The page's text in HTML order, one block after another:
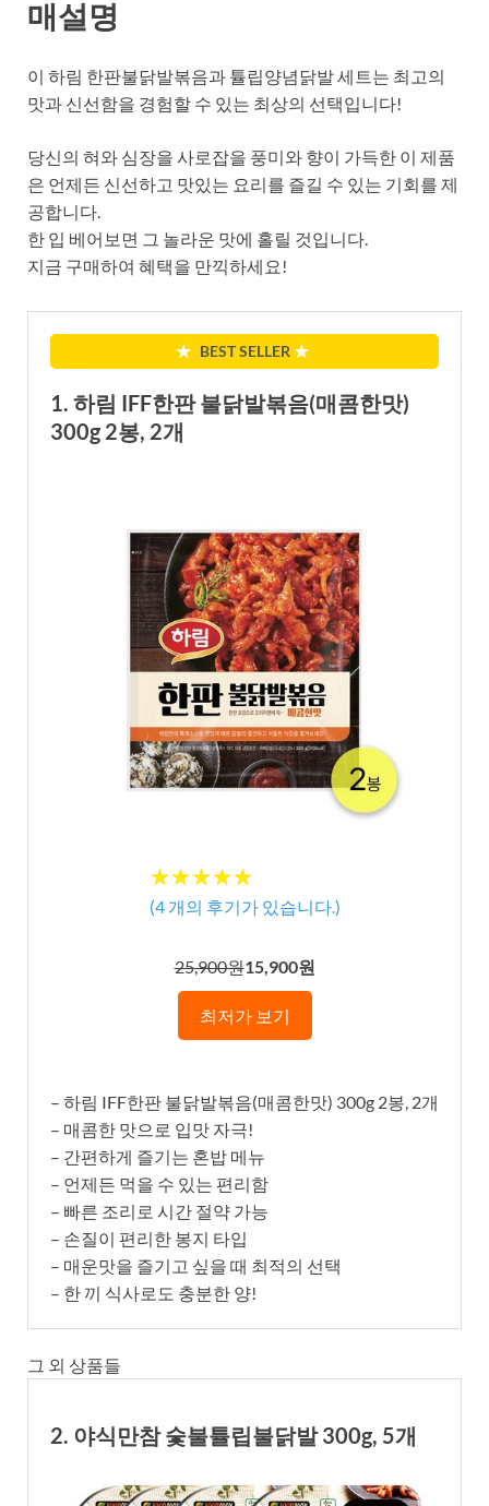
매설명
이 하림 한판불닭발볶음과 튤립양념닭발 세트는 최고의
맛과 신선함을 경험할 수 있는 최상의 선택입니다!
당신의 혀와 심장을 사로잡을 풍미와 향이 가득한 이 제품
은 언제든 신선하고 맛있는 요리를 즐길 수 있는 기회를 제
공합니다.
한 입 베어보면 그 놀라운 맛에 홀릴 것입니다.
지금 구매하여 혜택을 만끽하세요!
★ BEST SELLER ★
1. 하림 IFF한판 불닭발볶음(매콤한맛)
300g 2봉, 2개
★★★★★
★★★★★
(4개의 후기가 있습니다.)
25,900원15,900원
최저가 보기
– 하림 IFF한판 불닭발볶음(매콤한맛) 300g 2봉, 2개
– 매콤한 맛으로 입맛 자극!
– 간편하게 즐기는 혼밥 메뉴
– 언제든 먹을 수 있는 편리함
– 빠른 조리로 시간 절약 가능
– 손질이 편리한 봉지 타입
– 매운맛을 즐기고 싶을 때 최적의 선택
– 한 끼 식사로도 충분한 양!
그 외 상품들
2. 야식만참 숯불튤립불닭발 300g, 5개